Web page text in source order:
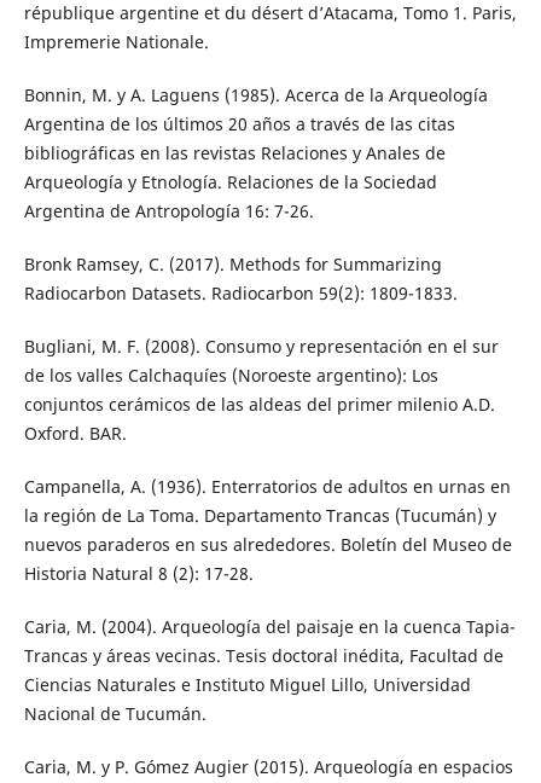
république argentine et du désert d’Atacama, Tomo 1. Paris,
Impremerie Nationale.
Bonnin, M. y A. Laguens (1985). Acerca de la Arqueología
Argentina de los últimos 20 años a través de las citas
bibliográficas en las revistas Relaciones y Anales de
Arqueología y Etnología. Relaciones de la Sociedad
Argentina de Antropología 16: 7-26.
Bronk Ramsey, C. (2017). Methods for Summarizing
Radiocarbon Datasets. Radiocarbon 59(2): 1809-1833.
Bugliani, M. F. (2008). Consumo y representación en el sur
de los valles Calchaquíes (Noroeste argentino): Los
conjuntos cerámicos de las aldeas del primer milenio A.D.
Oxford. BAR.
Campanella, A. (1936). Enterratorios de adultos en urnas en
la región de La Toma. Departamento Trancas (Tucumán) y
nuevos paraderos en sus alrededores. Boletín del Museo de
Historia Natural 8 (2): 17-28.
Caria, M. (2004). Arqueología del paisaje en la cuenca Tapia-
Trancas y áreas vecinas. Tesis doctoral inédita, Facultad de
Ciencias Naturales e Instituto Miguel Lillo, Universidad
Nacional de Tucumán.
Caria, M. y P. Gómez Augier (2015). Arqueología en espacios